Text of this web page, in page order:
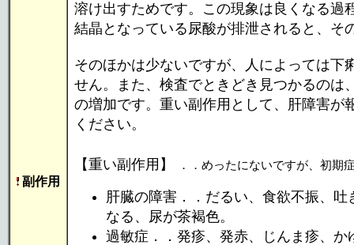
副作用
溶け出すためです。この現象は良くなる過
結晶となっている尿酸が排泄されると、そ
そのほかは少ないですが、人によっては
せん。また、検査でときどき見つかるのは
の増加です。重い副作用として、肝障害が
ください。
【重い副作用】 ．．めったにないですが、初期
肝臓の障害．．だるい、食欲不振、
なる、尿が茶褐色。
過敏症．．発疹、発赤、じんま疹、か